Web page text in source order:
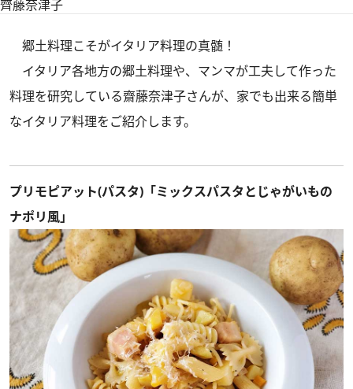
齊藤奈津子
郷土料理こそがイタリア料理の真髄！
イタリア各地方の郷土料理や、マンマが工夫して作った
料理を研究している齋藤奈津子さんが、家でも出来る簡単
なイタリア料理をご紹介します。
プリモピアット(パスタ)「ミックスパスタとじゃがいもの
ナポリ風」